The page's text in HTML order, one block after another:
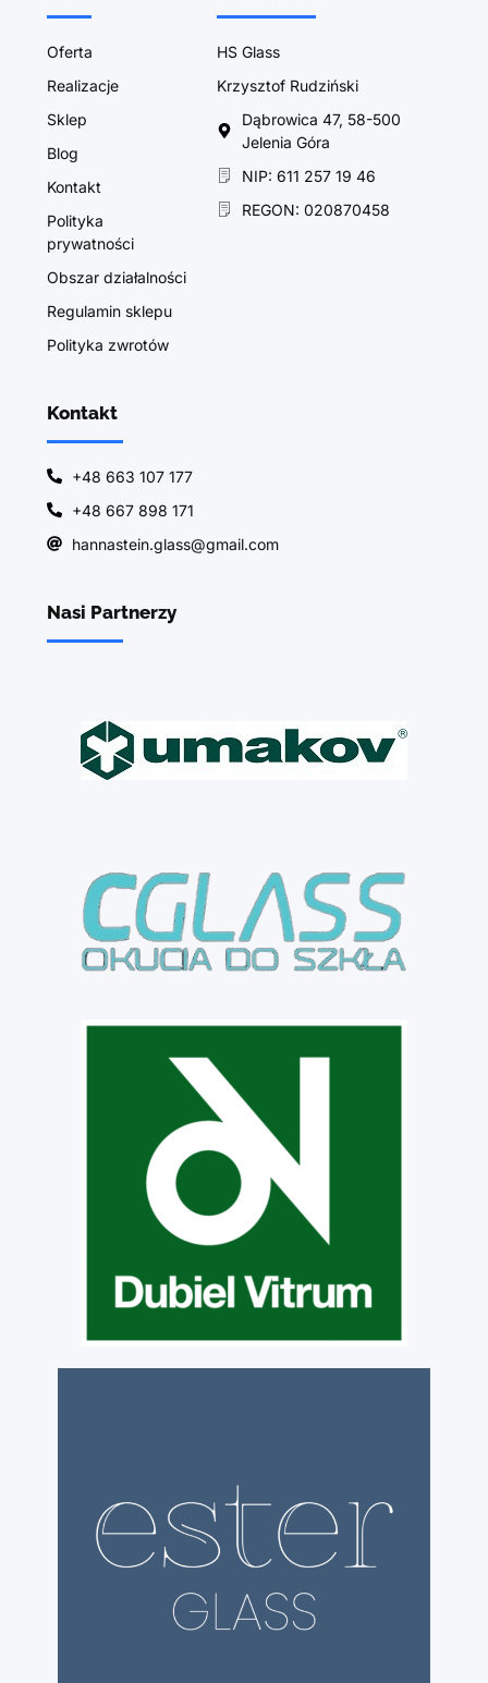
Oferta
Realizacje
Sklep
Blog
Kontakt
Polityka
prywatności
Obszar działalności
Regulamin sklepu
Polityka zwrotów
HS Glass
Krzysztof Rudziński
Dąbrowica 47, 58-500
Jelenia Góra
NIP: 611 257 19 46
REGON: 020870458
Kontakt
+48 663 107 177
+48 667 898 171
hannastein.glass@gmail.com
Nasi Partnerzy